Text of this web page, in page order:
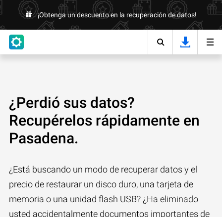
¡Obtenga un descuento en la recuperación de datos!
¿Perdió sus datos?
Recupérelos rápidamente en
Pasadena.
¿Está buscando un modo de recuperar datos y el
precio de restaurar un disco duro, una tarjeta de
memoria o una unidad flash USB? ¿Ha eliminado
usted accidentalmente documentos importantes de